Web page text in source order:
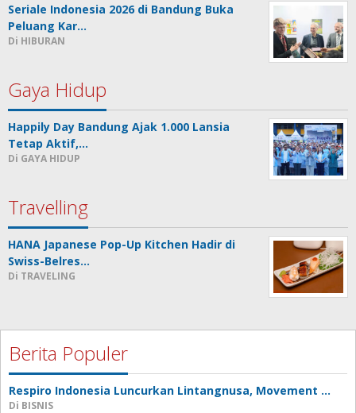
Seriale Indonesia 2026 di Bandung Buka
Peluang Kar…
Di HIBURAN
Gaya Hidup
Happily Day Bandung Ajak 1.000 Lansia
Tetap Aktif,…
Di GAYA HIDUP
Travelling
HANA Japanese Pop-Up Kitchen Hadir di
Swiss-Belres…
Di TRAVELING
Berita Populer
Respiro Indonesia Luncurkan Lintangnusa, Movement …
Di BISNIS